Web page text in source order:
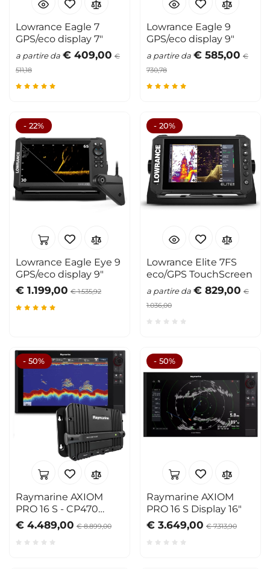
Lowrance Eagle 7
GPS/eco display 7"
a partire da € 409,00 €
511,18
Lowrance Eagle 9
GPS/eco display 9"
a partire da € 585,00 €
730,78
- 22%
Lowrance Eagle Eye 9
GPS/eco display 9"
€ 1.199,00 € 1.535,92
- 20%
Lowrance Elite 7FS
eco/GPS TouchScreen
a partire da € 829,00 €
1.036,00
- 50%
Raymarine AXIOM
PRO 16 S - CP470
Bundle
€ 4.489,00 € 8.899,00
- 50%
Raymarine AXIOM
PRO 16 S Display 16"
€ 3.649,00 € 7.313,90